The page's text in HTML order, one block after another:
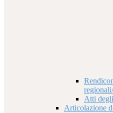
Atti
Articolazione